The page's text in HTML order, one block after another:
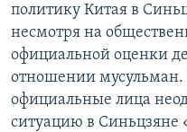
политику Китая в
несмотря на
официальной оценки
отношении мусульман.
официальные лица
ситуацию в Синьцзяне